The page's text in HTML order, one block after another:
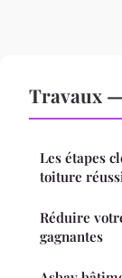
Travaux
Les étapes
toiture
Réduire
gagnantes